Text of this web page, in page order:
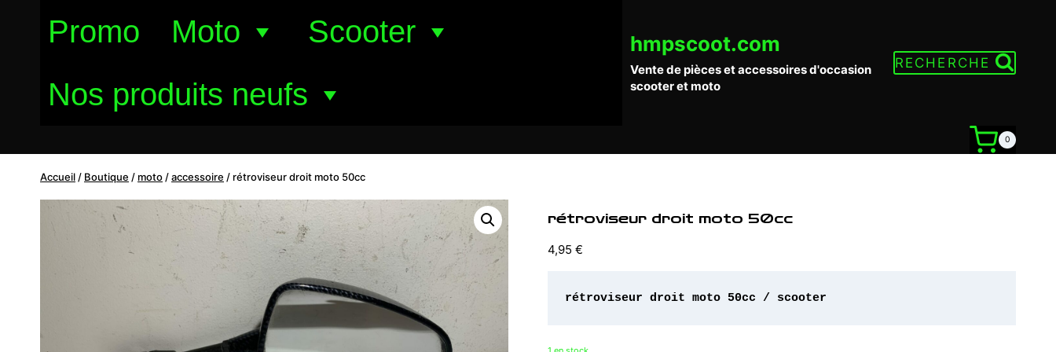
Promo Moto
Scooter
Nos produits neufs
hmpscoot.com
Vente de pièces et accessoires d'occasion
scooter et moto
RECHERCHE
0
Accueil / Boutique / moto /accessoire / rétroviseur droit moto 50cc
rétroviseur droit moto 50cc
4,95 €
rétroviseur droit moto 50cc / scooter